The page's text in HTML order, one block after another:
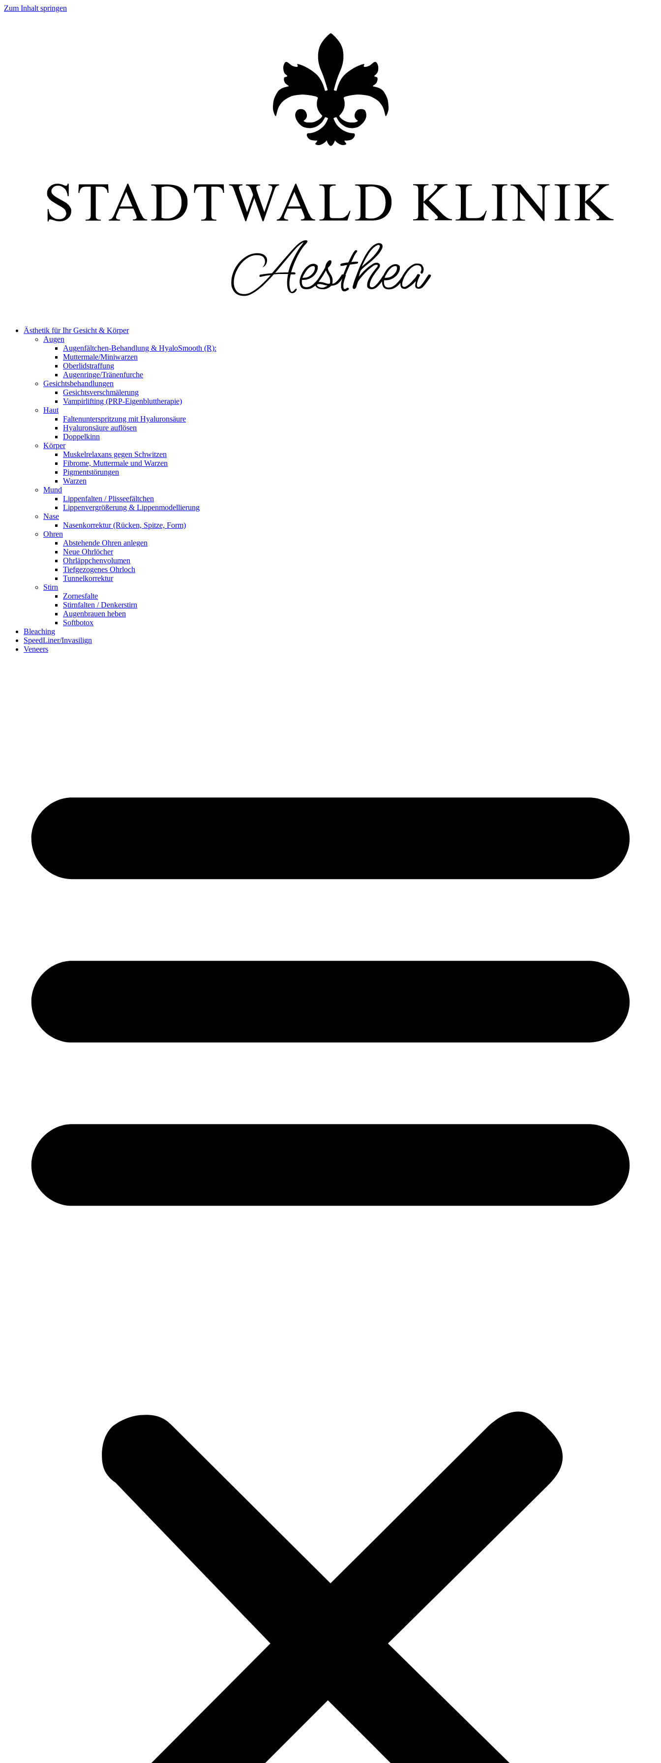
Zum Inhalt springen
Ästhetik für Ihr Gesicht & Körper
Augen
Augenfältchen-Behandlung & HyaloSmooth (R):
Muttermale/Miniwarzen
Oberlidstraffung
Augenringe/Tränenfurche
Gesichtsbehandlungen
Gesichtsverschmälerung
Vampirlifting (PRP-Eigenbluttherapie)
Haut
Faltenunterspritzung mit Hyaluronsäure
Hyaluronsäure auflösen
Doppelkinn
Körper
Muskelrelaxans gegen Schwitzen
Fibrome, Muttermale und Warzen
Pigmentstörungen
Warzen
Mund
Lippenfalten / Plisseefältchen
Lippenvergrößerung & Lippenmodellierung
Nase
Nasenkorrektur (Rücken, Spitze, Form)
Ohren
Abstehende Ohren anlegen
Neue Ohrlöcher
Ohrläppchenvolumen
Tiefgezogenes Ohrloch
Tunnelkorrektur
Stirn
Zornesfalte
Stirnfalten / Denkerstirn
Augenbrauen heben
Softbotox
Bleaching
SpeedLiner/Invasilign
Veneers